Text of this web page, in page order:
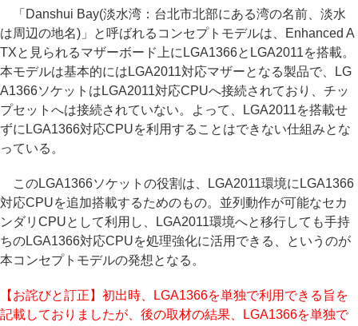
「Danshui Bay(淡水湾：台北市北部にある湾の名前、淡水
は周辺の地名)」と呼ばれるコンセプトモデルは、Enhanced A
TXと見られるマザーボード上にLGA1366とLGA2011を搭載。
本モデルは基本的にはLGA2011対応マザーとなる製品で、LG
A1366ソケットはLGA2011対応CPUへ接続されており、チッ
プセットへは接続されていない。よって、LGA2011を搭載せ
ずにLGA1366対応CPUを利用することはできない仕組みとな
っている。
このLGA1366ソケットの役割は、LGA2011環境にLGA1366
対応CPUを追加搭載するためのもの。並列動作が可能なセカ
ンダリCPUとして利用し、LGA2011環境へと移行しても手持
ちのLGA1366対応CPUを処理強化に活用できる、というのが
本コンセプトモデルの発想となる。
【お詫びと訂正】初出時、LGA1366を単独で利用できる旨を
記載しておりましたが、後の取材の結果、LGA1366を単独で